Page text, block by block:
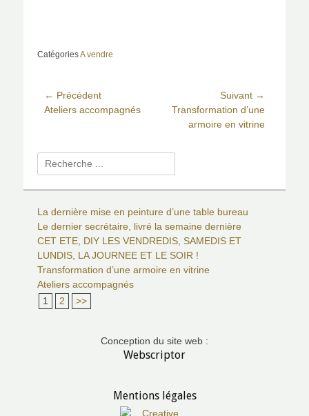
CatégoriesA vendre
Navigation
de
← Précédent
Article
Ateliers accompagnés
Suivant →
Article
suivant :
Transformation d’une
armoire en vitrine
Rechercher :
La dernière mise en peinture d’une table bureau
Le dernier secrétaire, livré la semaine dernière
CET ETE, DIY LES VENDREDIS, SAMEDIS ET
LUNDIS, LA JOURNEE ET LE SOIR !
Transformation d’une armoire en vitrine
Ateliers accompagnés
1
2 >>
Conception du site web :
Webscriptor
Mentions légales